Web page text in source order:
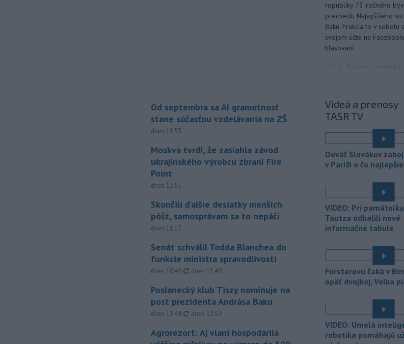
Od septembra sa AI gramotnosť
stane súčasťou vzdelávania na ZŠ
dnes 10:53
Moskva tvrdí, že zasiahla závod
ukrajinského výrobcu zbraní Fire
Point
dnes 13:55
Skončili ďalšie desiatky menších
pôšt, samosprávam sa to nepáči
dnes 11:17
Senát schválil Todda Blanchea do
funkcie ministra spravodlivosti
dnes 10:49, aktualizované
dnes 11:49
Poslanecký klub Tiszy nominuje na
post prezidenta Andrása Baku
dnes 13:44, aktualizované
dnes 13:59
Agrorezort: Aj vlani hospodárila
republiky 73-ročného
predsedu Najvyššieho
Baku. Frakcia to v sobotu
svojom účte na
hlasovaní.
patriaci ich
Abu Dhabi National Oil
(ADNOC), ktorý práve
Hormuzským prielivom.
Horskí záchranári z
Oblastného strediska
záchrannej služby
pomáhali v sobotu
ročnej turistke v
12:36 - Polícia v piatok
vypátrala dvoch 17-
mladíkov, ktorí sú
utrpel vážne zranenia a
trnavskej nemocnici.
11:19
V niektorých
sobotu popoludní
stupňa pred vysokými
Slovenský
(SHMÚ) o tom informuje
Videá a prenosy
TASR TV
Deväť Slovákov
v Paríži o čo
VIDEO: Pri
Tautza odhalili nové
informačné tabule
Forsterovú čaká v
opäť dvojboj, Volka
VIDEO: Umelá
robotika pomáhajú